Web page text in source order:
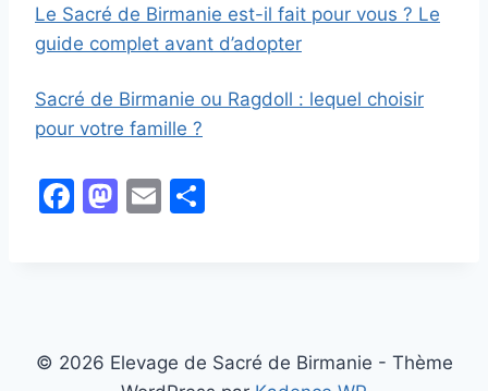
Le Sacré de Birmanie est-il fait pour vous ? Le
guide complet avant d’adopter
Sacré de Birmanie ou Ragdoll : lequel choisir
pour votre famille ?
F
o
M
o
E
© 2026 Elevage de Sacré de Birmanie - Thème